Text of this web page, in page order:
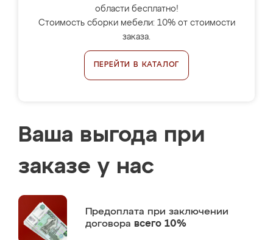
области бесплатно!
Стоимость сборки мебели: 10% от стоимости
заказа.
ПЕРЕЙТИ В КАТАЛОГ
Ваша выгода при
заказе у нас
Предоплата при заключении
договора всего 10%